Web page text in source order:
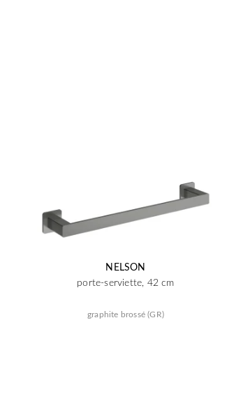
NELSON
porte-serviette, 42 cm
graphite brossé (GR)